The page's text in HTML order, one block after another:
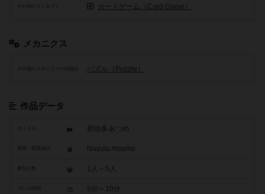
その他のコンセプト カードゲーム（Card Game）
メカニクス
その他のメカニクスや仕組み パズル（Puzzle）
作品データ
タイトル 那由多あつめ
Nayuta Atsume
参加人数 1人～5人
5分～10分